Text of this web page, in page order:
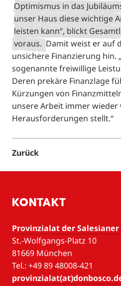
Optimismus in das
unser Haus diese wichtige
leisten kann“, blickt
voraus. Damit weist er auf
unsichere Finanzierung hin.
sogenannte freiwillige
Deren prekäre Finanzlage
Kürzungen von
unsere Arbeit immer
Herausforderungen stellt.“
Zurück
KONTAKT
Provinzialat der Salesianer
St.-Wolfgangs-Platz 10
81669 München
Tel.: +49 89 48008-421